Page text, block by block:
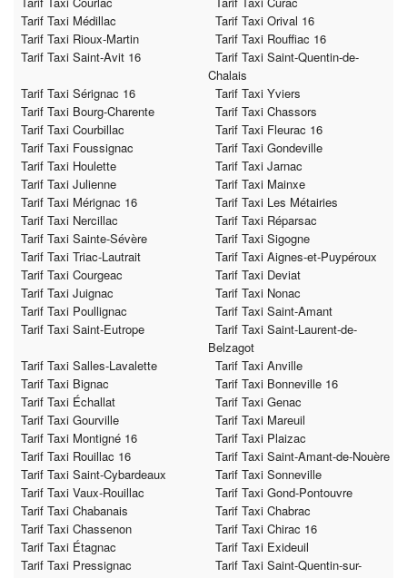
Tarif Taxi Médillac
Tarif Taxi Orival 16
Tarif Taxi Rioux-Martin
Tarif Taxi Rouffiac 16
Tarif Taxi Saint-Avit 16
Tarif Taxi Saint-Quentin-de-
Chalais
Tarif Taxi Sérignac 16
Tarif Taxi Yviers
Tarif Taxi Bourg-Charente
Tarif Taxi Chassors
Tarif Taxi Courbillac
Tarif Taxi Fleurac 16
Tarif Taxi Foussignac
Tarif Taxi Gondeville
Tarif Taxi Houlette
Tarif Taxi Jarnac
Tarif Taxi Julienne
Tarif Taxi Mainxe
Tarif Taxi Mérignac 16
Tarif Taxi Les Métairies
Tarif Taxi Nercillac
Tarif Taxi Réparsac
Tarif Taxi Sainte-Sévère
Tarif Taxi Sigogne
Tarif Taxi Triac-Lautrait
Tarif Taxi Aignes-et-Puypéroux
Tarif Taxi Courgeac
Tarif Taxi Deviat
Tarif Taxi Juignac
Tarif Taxi Nonac
Tarif Taxi Poullignac
Tarif Taxi Saint-Amant
Tarif Taxi Saint-Eutrope
Tarif Taxi Saint-Laurent-de-
Belzagot
Tarif Taxi Salles-Lavalette
Tarif Taxi Anville
Tarif Taxi Bignac
Tarif Taxi Bonneville 16
Tarif Taxi Échallat
Tarif Taxi Genac
Tarif Taxi Gourville
Tarif Taxi Mareuil
Tarif Taxi Montigné 16
Tarif Taxi Plaizac
Tarif Taxi Rouillac 16
Tarif Taxi Saint-Amant-de-Nouère
Tarif Taxi Saint-Cybardeaux
Tarif Taxi Sonneville
Tarif Taxi Vaux-Rouillac
Tarif Taxi Gond-Pontouvre
Tarif Taxi Chabanais
Tarif Taxi Chabrac
Tarif Taxi Chassenon
Tarif Taxi Chirac 16
Tarif Taxi Étagnac
Tarif Taxi Exideuil
Tarif Taxi Pressignac
Tarif Taxi Saint-Quentin-sur-